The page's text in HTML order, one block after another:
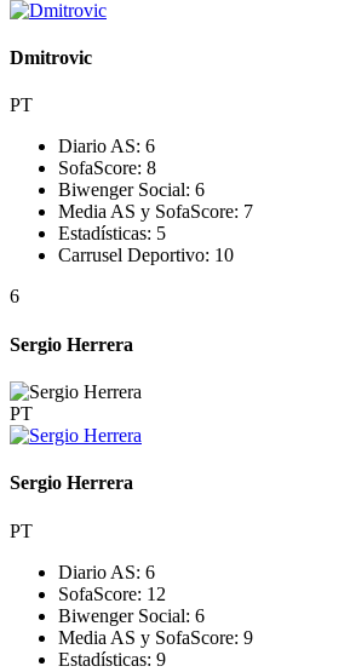
Dmitrovic
PT
Diario AS: 6
SofaScore: 8
Biwenger Social: 6
Media AS y SofaScore: 7
Estadísticas: 5
Carrusel Deportivo: 10
6
Sergio Herrera
PT
Sergio Herrera
PT
Diario AS: 6
SofaScore: 12
Biwenger Social: 6
Media AS y SofaScore: 9
Estadísticas: 9